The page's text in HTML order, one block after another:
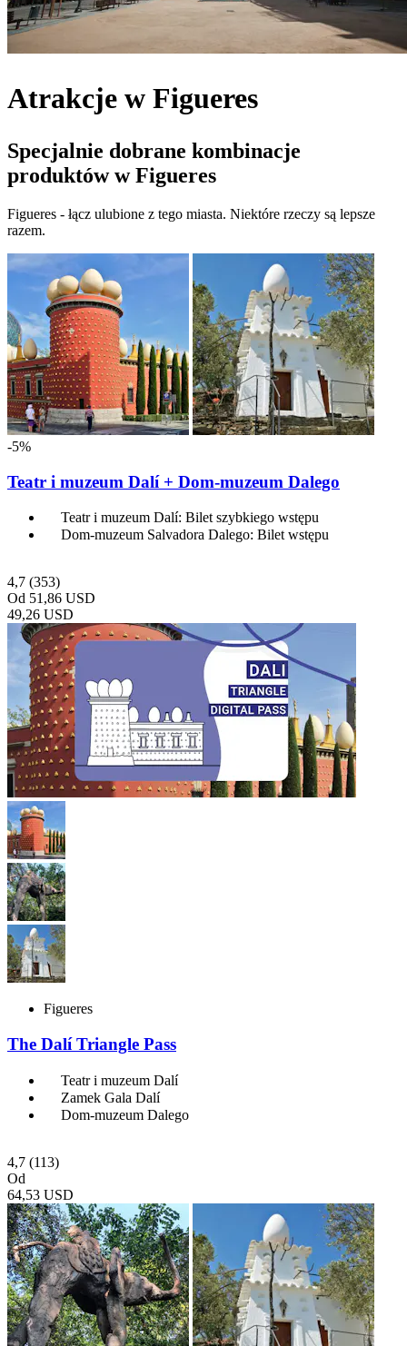
Atrakcje w Figueres
Specjalnie dobrane kombinacje
produktów w Figueres
Figueres - łącz ulubione z tego miasta. Niektóre rzeczy są lepsze
razem.
-5%
Teatr i muzeum Dalí + Dom-muzeum Dalego
Teatr i muzeum Dalí: Bilet szybkiego wstępu
Dom-muzeum Salvadora Dalego: Bilet wstępu
4,7 (353)
Od 51,86 USD
49,26 USD
Figueres
The Dalí Triangle Pass
Teatr i muzeum Dalí
Zamek Gala Dalí
Dom-muzeum Dalego
4,7 (113)
Od
64,53 USD